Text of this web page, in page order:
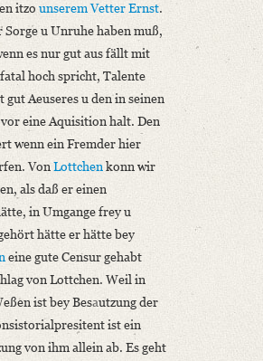
itzo unserem Vetter Ernst.
u Unruhe haben muß,
es nur gut aus fällt mit
hoch spricht, Talente
gut Aeuseres u den in seinen
eine Aquisition halt. Den
wenn ein Fremder hier
VonLottchenkonn wir
als daß er einen
in Umgange frey u
hätte er hätte bey
eine gute Censur gehabt
von Lottchen. Weil in
ist bey Besautzung der
ist ein
von ihm allein ab. Es geht